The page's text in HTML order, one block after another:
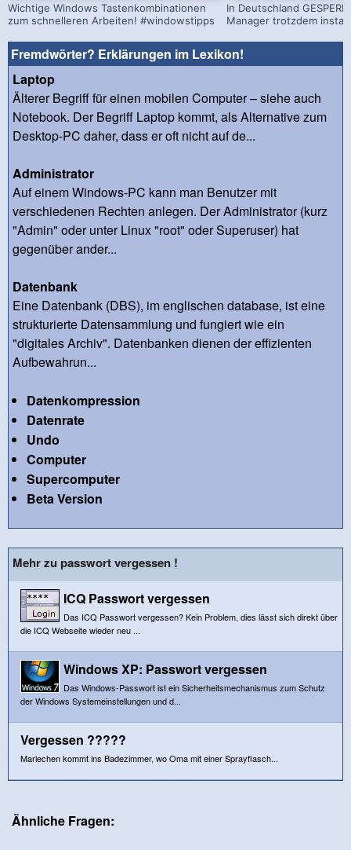
Wichtige Windows Tastenkombinationen
zum schnelleren Arbeiten! #windowstipps
In Deutschland
Manager trotzdem
Fremdwörter? Erklärungen im Lexikon!
Laptop
Älterer Begriff für einen mobilen Computer – siehe auch
Notebook. Der Begriff Laptop kommt, als Alternative zum
Desktop-PC daher, dass er oft nicht auf de...
Administrator
Auf einem Windows-PC kann man Benutzer mit
verschiedenen Rechten anlegen. Der Administrator (kurz
"Admin" oder unter Linux "root" oder Superuser) hat
gegenüber ander...
Datenbank
Eine Datenbank (DBS), im englischen database, ist eine
strukturierte Datensammlung und fungiert wie ein
"digitales Archiv". Datenbanken dienen der effizienten
Aufbewahrun...
Datenkompression
Datenrate
Undo
Computer
Supercomputer
Beta Version
Mehr zu passwort vergessen !
ICQ Passwort vergessen
Das ICQ Passwort vergessen? Kein Problem, dies lässt sich direkt über
die ICQ Webseite wieder neu ...
Windows XP: Passwort vergessen
Das Windows-Passwort ist ein Sicherheitsmechanismus zum Schutz
der Windows Systemeinstellungen und d...
Vergessen ?????
Mariechen kommt ins Badezimmer, wo Oma mit einer Sprayflasch...
Ähnliche Fragen: